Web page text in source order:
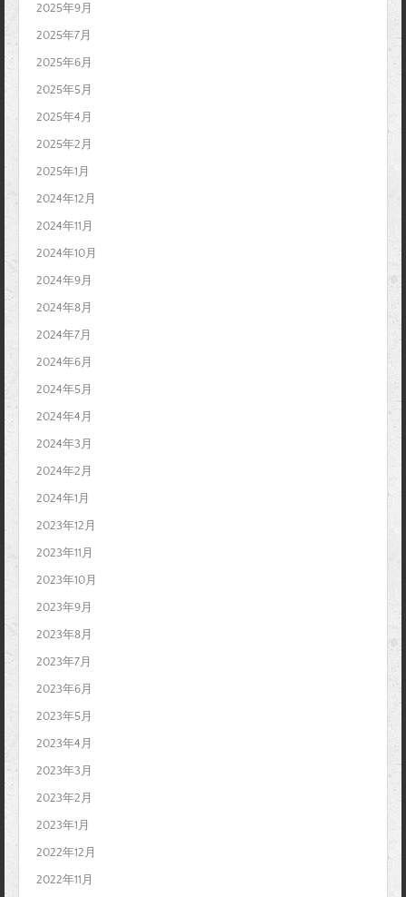
2025年9月
2025年7月
2025年6月
2025年5月
2025年4月
2025年2月
2025年1月
2024年12月
2024年11月
2024年10月
2024年9月
2024年8月
2024年7月
2024年6月
2024年5月
2024年4月
2024年3月
2024年2月
2024年1月
2023年12月
2023年11月
2023年10月
2023年9月
2023年8月
2023年7月
2023年6月
2023年5月
2023年4月
2023年3月
2023年2月
2023年1月
2022年12月
2022年11月